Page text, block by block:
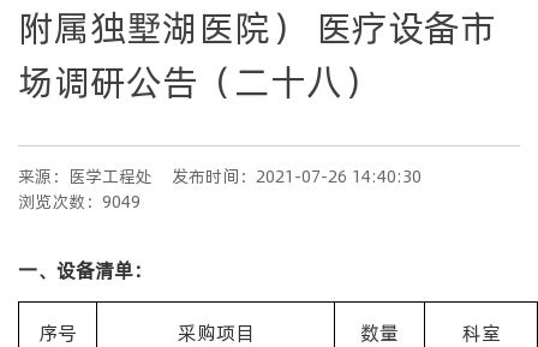
附属独墅湖医院） 医疗设备市
场调研公告（二十八）
来源：医学工程处
发布时间：2021-07-26 14:40:30
浏览次数：9049
一、设备清单：
序号 采购项目 数量 科室